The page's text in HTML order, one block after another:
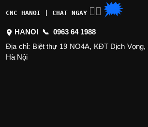
CNC HANOI | CHAT NGAY 👉🏽 🗯
HANOI 📞 0963 64 1988
Địa chỉ: Biệt thự 19 NO4A, KĐT Dịch Vọng,
Hà Nội